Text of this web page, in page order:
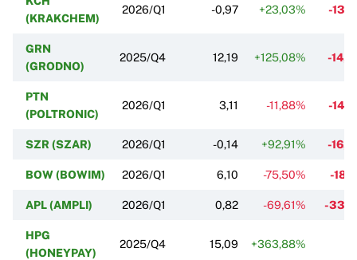
(KRAKCHEM)
2026/Q1 -0,97 +23,03% -
GRN
(GRODNO)
2025/Q4 12,19 +125,08% -
PTN
(POLTRONIC)
2026/Q1 3,11 -11,88% -
SZR (SZAR) 2026/Q1 -0,14 +92,91% -
BOW (BOWIM) 2026/Q1 6,10 -75,50% -
APL (AMPLI) 2026/Q1 0,82 -69,61% -
HPG
(HONEYPAY)
2025/Q4 15,09 +363,88%